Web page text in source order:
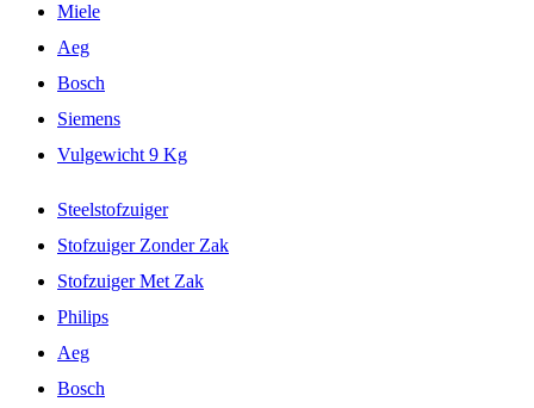
Miele
Aeg
Bosch
Siemens
Vulgewicht 9 Kg
Steelstofzuiger
Stofzuiger Zonder Zak
Stofzuiger Met Zak
Philips
Aeg
Bosch